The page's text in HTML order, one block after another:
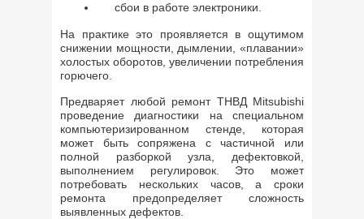
сбои в работе электроники.
На практике это проявляется в ощутимом
снижении мощности, дымлении, «плавании»
холостых оборотов, увеличении потребления
горючего.
Предваряет любой ремонт ТНВД Mitsubishi
проведение диагностики на специальном
компьютеризированном стенде, которая
может быть сопряжена с частичной или
полной разборкой узла, дефектовкой,
выполнением регулировок. Это может
потребовать нескольких часов, а сроки
ремонта предопределяет сложность
выявленных дефектов.